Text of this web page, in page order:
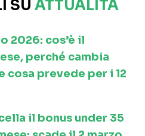
SU ATTUALITÀ
2026: cos’è il
perché cambia
cosa prevede per i 12
il bonus under 35